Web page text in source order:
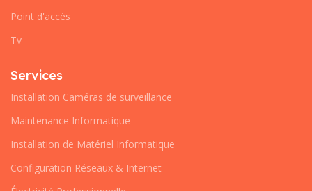
Point d'accès
Tv
Services
Installation Caméras de surveillance
Maintenance Informatique
Installation de Matériel Informatique
Configuration Réseaux & Internet